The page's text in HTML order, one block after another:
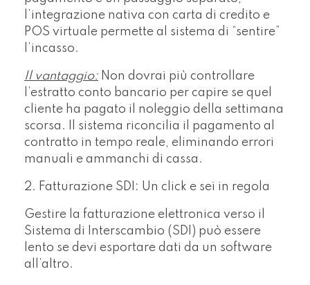
l’integrazione nativa con carta di credito e
POS virtuale permette al sistema di “sentire”
l’incasso.
Il vantaggio: Non dovrai più controllare
l’estratto conto bancario per capire se quel
cliente ha pagato il noleggio della settimana
scorsa. Il sistema riconcilia il pagamento al
contratto in tempo reale, eliminando errori
manuali e ammanchi di cassa.
2. Fatturazione SDI: Un click e sei in regola
Gestire la fatturazione elettronica verso il
Sistema di Interscambio (SDI) può essere
lento se devi esportare dati da un software
all’altro.